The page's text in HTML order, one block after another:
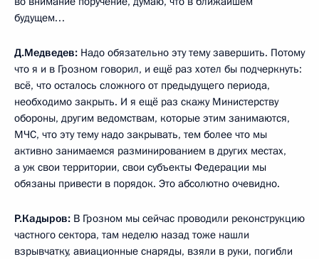
будущем…
Д.Медведев: Надо обязательно эту тему завершить. Потому
что я и в Грозном говорил, и ещё раз хотел бы подчеркнуть:
всё, что осталось сложного от предыдущего периода,
необходимо закрыть. И я ещё раз скажу Министерству
обороны, другим ведомствам, которые этим занимаются,
МЧС, что эту тему надо закрывать, тем более что мы
активно занимаемся разминированием в других местах,
а уж свои территории, свои субъекты Федерации мы
обязаны привести в порядок. Это абсолютно очевидно.
Р.Кадыров: В Грозном мы сейчас проводили реконструкцию
частного сектора, там неделю назад тоже нашли
взрывчатку, авиационные снаряды, взяли в руки, погибли